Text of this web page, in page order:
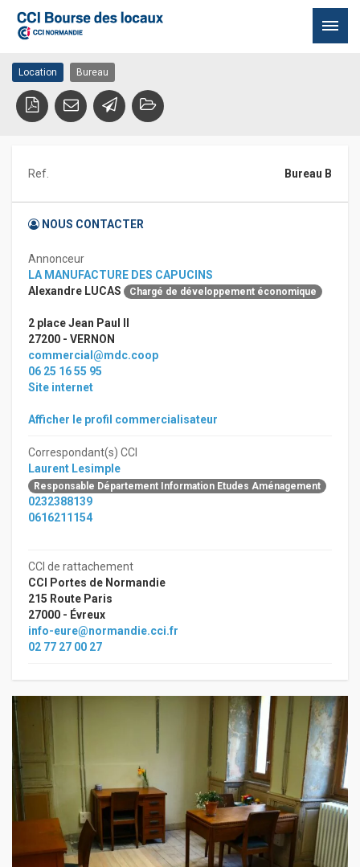
contenu
Location Bureau Vernon
27200 VERNON
Location Bureau
Ref. Bureau B
NOUS CONTACTER
Annonceur
LA MANUFACTURE DES CAPUCINS
Alexandre LUCAS
Chargé de développement économique
2 place Jean Paul II
27200 - VERNON
commercial@mdc.coop
06 25 16 55 95
Site internet
Afficher le profil commercialisateur
Correspondant(s) CCI
Laurent Lesimple
Responsable Département Information Etudes Aménagement
0232388139
0616211154
CCI de rattachement
CCI Portes de Normandie
215 Route Paris
27000 - Évreux
info-eure@normandie.cci.fr
02 77 27 00 27